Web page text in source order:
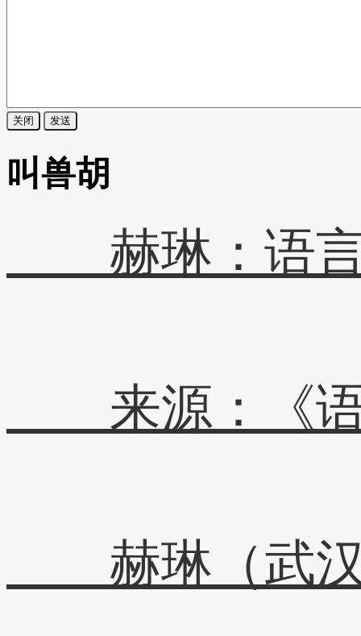
关闭 发送
叫兽胡
赫琳：语言
来源：《语
赫琳（武汉